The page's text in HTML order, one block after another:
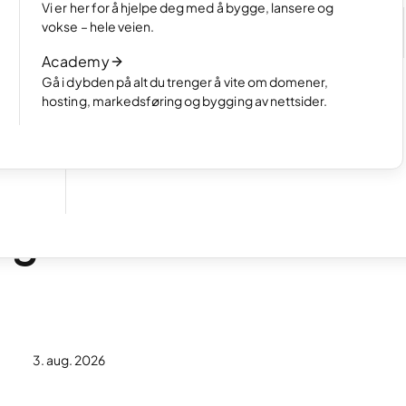
Vi er her for å hjelpe deg med å bygge, lansere og
vokse – hele veien.
Academy
Gå i dybden på alt du trenger å vite om domener,
hosting, markedsføring og bygging av nettsider.
Les artikkelen
Slik fungerer AI-basert nettsidebygging
Les artikkelen
3. aug. 2026